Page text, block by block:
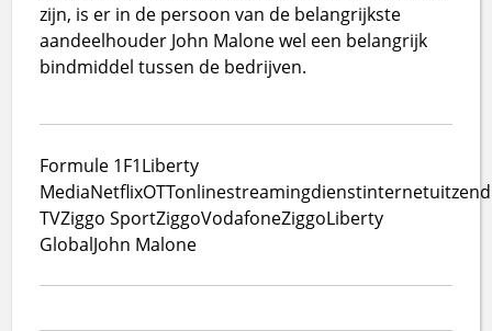
zijn, is er in de persoon van de belangrijkste
aandeelhouder John Malone wel een belangrijk
bindmiddel tussen de bedrijven.
Formule 1F1Liberty
MediaNetflixOTTonlinestreamingdienstinternet
TVZiggo SportZiggoVodafoneZiggoLiberty
GlobalJohn Malone